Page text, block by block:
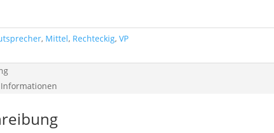
, Mittel, Rechteckig, VP